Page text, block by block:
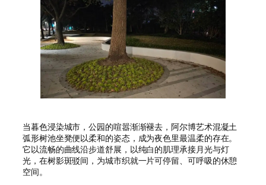
当暮色浸染城市，公园的喧嚣渐渐褪去，阿尔博艺术混凝土
弧形树池坐凳便以柔和的姿态，成为夜色里最温柔的存在。
它以流畅的曲线沿步道舒展，以纯白的肌理承接月光与灯
光，在树影斑驳间，为城市织就一片可停留、可呼吸的休憩
空间。